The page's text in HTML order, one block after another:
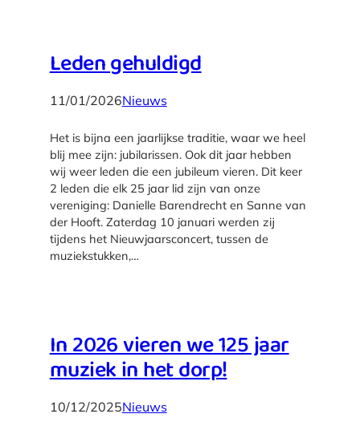
Leden gehuldigd
11/01/2026Nieuws
Het is bijna een jaarlijkse traditie, waar we heel
blij mee zijn: jubilarissen. Ook dit jaar hebben
wij weer leden die een jubileum vieren. Dit keer
2 leden die elk 25 jaar lid zijn van onze
vereniging: Danielle Barendrecht en Sanne van
der Hooft. Zaterdag 10 januari werden zij
tijdens het Nieuwjaarsconcert, tussen de
muziekstukken,…
In 2026 vieren we 125 jaar
muziek in het dorp!
10/12/2025Nieuws